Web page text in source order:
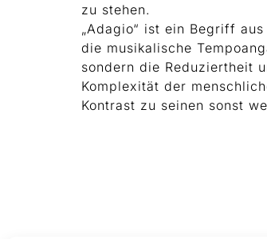
zu stehen.
„Adagio“ ist ein Begriff
die musikalische
sondern die Reduziertheit
Komplexität der
Kontrast zu seinen sonst